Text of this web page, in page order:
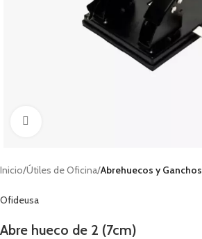
Inicio Útiles de Oficina Abrehuecos y Ganchos
Ofideusa
Abre hueco de 2 (7cm)